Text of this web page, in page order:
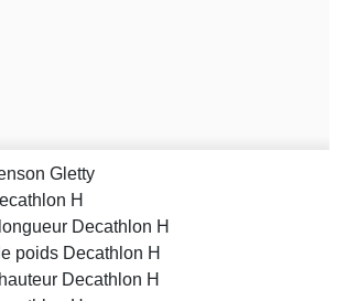
Gletty
H
Decathlon H
poids Decathlon H
Decathlon H